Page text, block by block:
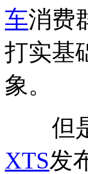
车消费
打实基
象。
但是
XTS发